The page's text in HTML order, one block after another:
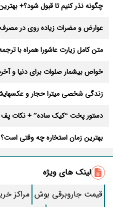
چگونه نذر کنیم تا قبول شود؟+
عوارض و مضرات زیاده روی در
متن کامل زیارت عاشورا همراه با
خواص بیشمار صلوات برای دنیا و
زندگی شخصی میترا حجار و
دستور پخت “کیک ساده” + نکات
بهترین زمان استخاره چه وقتی است؟
تکلیف فصل دوم سریال وحشی
آنغوزه ، یک گیاه و دهها خاصیت
چاشنی خورشت کرفس؛ طعم غذاتو
لینک های ویژه
قیمت جاروبرقی بوش مراکز